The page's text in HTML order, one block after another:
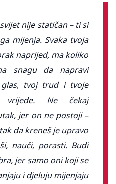
nije statičan – ti si
mijenja. Svaka tvoja
naprijed, ma koliko
snagu da napravi
glas, tvoj trud i tvoje
vrijede. Ne čekaj
jer on ne postoji –
da kreneš je upravo
nauči, porasti. Budi
jer samo oni koji se
i djeluju mijenjaju